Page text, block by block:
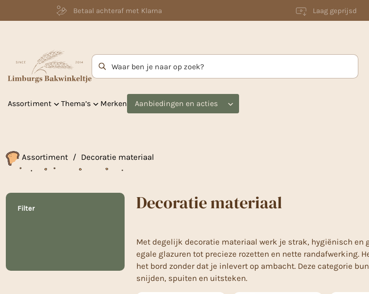
Betaal achteraf met Klarna Laag geprijsd
Zoekterm
Assortiment Thema’s Merken Aanbiedingen en acties
Assortiment / Decoratie materiaal
Filter Decoratie materiaal
Met degelijk decoratie materiaal werk je strak, hygiënisch en
egale glazuren tot precieze rozetten en nette randafwerking.
het bord zonder dat je inlevert op ambacht. Deze categorie
snijden, spuiten en uitsteken.